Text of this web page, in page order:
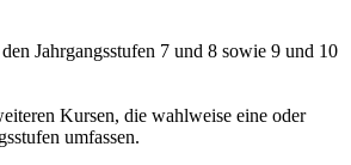
Jahrgangsstufen 7 und 8 sowie 9 und 10
Kursen, die wahlweise eine oder
umfassen.